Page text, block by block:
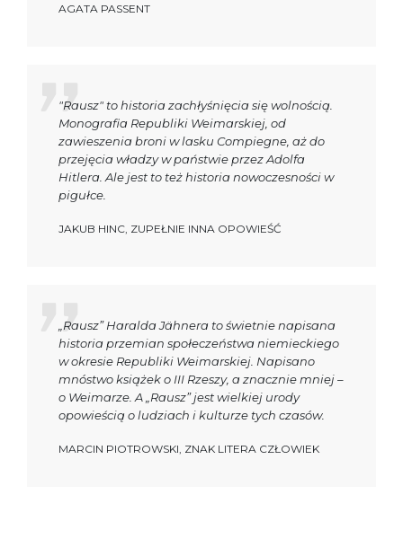
AGATA PASSENT
"Rausz" to historia zachłyśnięcia się wolnością.
Monografia Republiki Weimarskiej, od
zawieszenia broni w lasku Compiegne, aż do
przejęcia władzy w państwie przez Adolfa
Hitlera. Ale jest to też historia nowoczesności w
pigułce.
JAKUB HINC, ZUPEŁNIE INNA OPOWIEŚĆ
„Rausz” Haralda Jähnera to świetnie napisana
historia przemian społeczeństwa niemieckiego
w okresie Republiki Weimarskiej. Napisano
mnóstwo książek o III Rzeszy, a znacznie mniej –
o Weimarze. A „Rausz” jest wielkiej urody
opowieścią o ludziach i kulturze tych czasów.
MARCIN PIOTROWSKI, ZNAK LITERA CZŁOWIEK